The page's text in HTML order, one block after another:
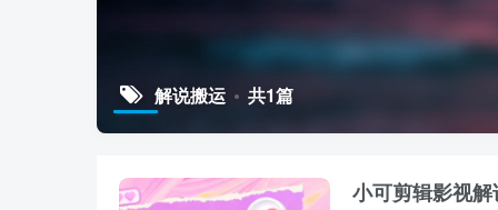
解说搬运 共1篇
小可剪辑影视